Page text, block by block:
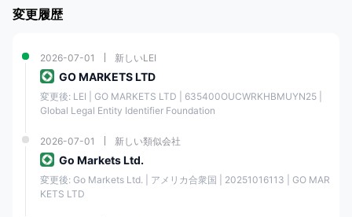
取引プラットフォーム
取引
顧客サービス
詐欺の苦情 いいえ
変更履歴
2026-07-01 新しいLEI
GO MARKETS LTD
変更後: LEI | GO MARKETS LTD | 635400OUCWRKHBMUYN25 |
Global Legal Entity Identifier Foundation
2026-07-01 新しい類似会社
Go Markets Ltd.
変更後: Go Markets Ltd. | アメリカ合衆国 | 20251016113 | GO MAR
KETS LTD